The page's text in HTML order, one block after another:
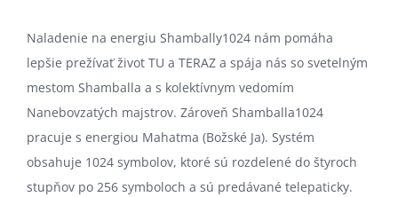
Naladenie na energiu Shambally1024 nám pomáha
lepšie prežívať život TU a TERAZ a spája nás so svetelným
mestom Shamballa a s kolektívnym vedomím
Nanebovzatých majstrov. Zároveň Shamballa1024
pracuje s energiou Mahatma (Božské Ja). Systém
obsahuje 1024 symbolov, ktoré sú rozdelené do štyroch
stupňov po 256 symboloch a sú predávané telepaticky.